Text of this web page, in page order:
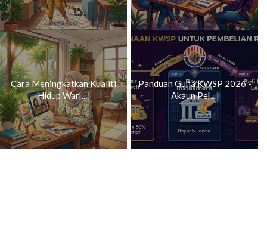
Cara Meningkatkan Kualiti
Hidup War[...]
Panduan Guna KWSP 2026 -
Akaun Pe[...]